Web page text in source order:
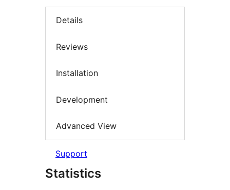
Details
Reviews
Installation
Development
Advanced View
Support
Statistics